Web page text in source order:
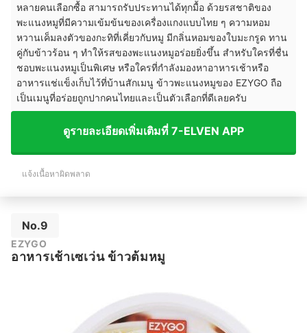
หลายคนเลือกซื้อ สามารถรับประทานได้ทุกมื้อ ด้วยรสชาติของ
พะแนงหมูที่มีความเข้มข้นของเครื่องแกงแบบไทย ๆ ความหอม
หวานเค็มลงตัวของกะทิที่เคี่ยวกับหมู มีกลิ่นหอมของใบมะกรูด ทาน
คู่กับข้าวร้อน ๆ ทำให้รสของพะแนงหมูอร่อยยิ่งขึ้น สำหรับใครที่ชื่น
ชอบพะแนงหมูเป็นพิเศษ หรือใครที่กำลังมองหาอาหารเช้าหรือ
อาหารแช่แข็งเก็บไว้ที่บ้านสักเมนู ข้าวพะแนงหมูของ EZYGO ถือ
เป็นเมนูที่อร่อยถูกปากคนไทยและเป็นตัวเลือกที่ดีเลยครับ
ดูรายละเอียดเพิ่มเติมที่ 7-ELVEN APP
แจ้งเนื้อหาผิดพลาด
No.9
EZYGO
อาหารเช้าเซเว่น ข้าวต้มหมู